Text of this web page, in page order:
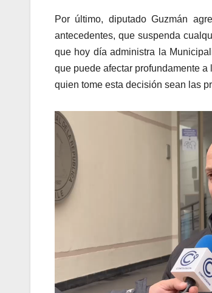
Por último, diputado Guzmán
antecedentes, que suspenda
que hoy día administra la
que puede afectar profundamente
quien tome esta decisión sean las
Reproductor
de
vídeo